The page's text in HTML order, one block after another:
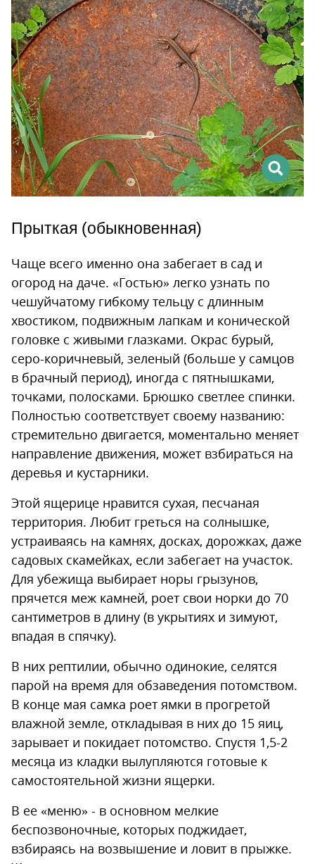
Прыткая (обыкновенная)
Чаще всего именно она забегает в сад и
огород на даче. «Гостью» легко узнать по
чешуйчатому гибкому тельцу с длинным
хвостиком, подвижным лапкам и конической
головке с живыми глазками. Окрас бурый,
серо-коричневый, зеленый (больше у самцов
в брачный период), иногда с пятнышками,
точками, полосками. Брюшко светлее спинки.
Полностью соответствует своему названию:
стремительно двигается, моментально меняет
направление движения, может взбираться на
деревья и кустарники.
Этой ящерице нравится сухая, песчаная
территория. Любит греться на солнышке,
устраиваясь на камнях, досках, дорожках, даже
садовых скамейках, если забегает на участок.
Для убежища выбирает норы грызунов,
прячется меж камней, роет свои норки до 70
сантиметров в длину (в укрытиях и зимуют,
впадая в спячку).
В них рептилии, обычно одинокие, селятся
парой на время для обзаведения потомством.
В конце мая самка роет ямки в прогретой
влажной земле, откладывая в них до 15 яиц,
зарывает и покидает потомство. Спустя 1,5-2
месяца из кладки вылупляются готовые к
самостоятельной жизни ящерки.
В ее «меню» - в основном мелкие
беспозвоночные, которых поджидает,
взбираясь на возвышение и ловит в прыжке.